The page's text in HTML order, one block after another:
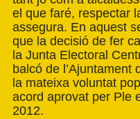
el que faré, respectar
assegura. En aquest
que la decisió de fer
la Junta Electoral
balcó de l’Ajuntament
la mateixa voluntat
acord aprovat per Ple
2012.